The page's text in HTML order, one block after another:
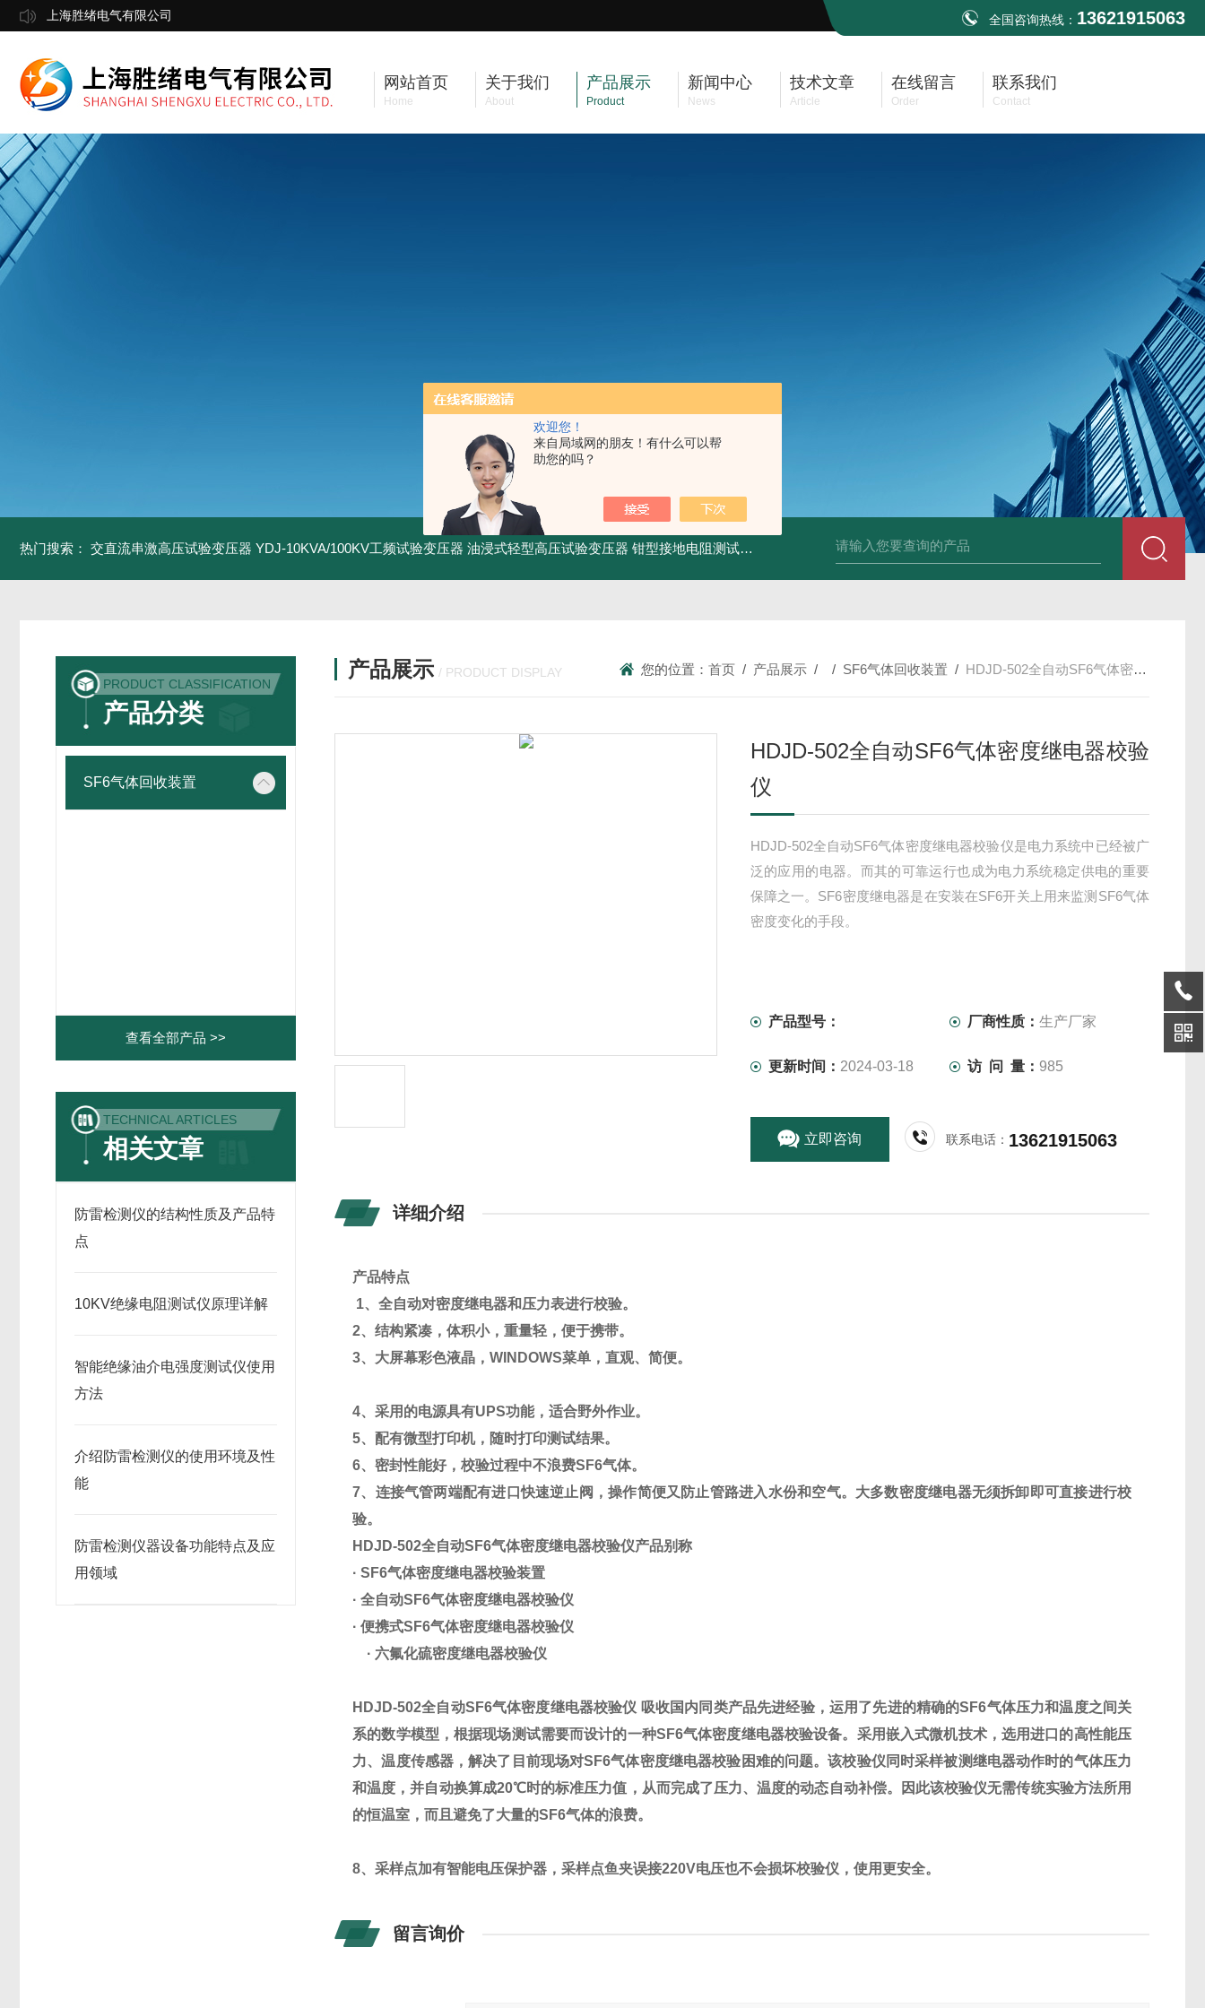
欢迎您！
来自局域网的朋友！有什么可以帮
助您的吗？
上海胜绪电气有限公司 全国咨询热线： 13621915063
网站首页
Home
关于我们
About
产品展示
Product
新闻中心
News
技术文章
Article
在线留言
Order
联系我们
Contact
热门搜索： 交直流串激高压试验变压器 YDJ-10KVA/100KV工频试验变压器 油浸式轻型高压试验变压器 钳型接地电阻测试仪 KDCR4400双钳相位伏安表 ML12A手持式相位伏安表 SMG2000E钳形相位
PRODUCT CLASSIFICATION
产品分类
SF6气体回收装置
查看全部产品 >>
TECHNICAL ARTICLES
相关文章
防雷检测仪的结构性质及产品特
点
10KV绝缘电阻测试仪原理详解
智能绝缘油介电强度测试仪使用
方法
介绍防雷检测仪的使用环境及性
能
防雷检测仪器设备功能特点及应
用领域
产品展示 / PRODUCT DISPLAY 您的位置：首页 / 产品展示 / / SF6气体回收装置 / HDJD-502全自动SF6气体密度继电器校验仪
HDJD-502全自动SF6气体密度继电器校验
仪
HDJD-502全自动SF6气体密度继电器校验仪是电力系统中已经被广
泛的应用的电器。而其的可靠运行也成为电力系统稳定供电的重要
保障之一。SF6密度继电器是在安装在SF6开关上用来监测SF6气体
密度变化的手段。
产品型号： 厂商性质：生产厂家
更新时间： 2024-03-18 访 问 量： 985
立即咨询 联系电话： 13621915063
详细介绍
产品特点
1、全自动对密度继电器和压力表进行校验。
2、结构紧凑，体积小，重量轻，便于携带。
3、大屏幕彩色液晶，WINDOWS菜单，直观、简便。
4、采用的电源具有UPS功能，适合野外作业。
5、配有微型打印机，随时打印测试结果。
6、密封性能好，校验过程中不浪费SF6气体。
7、连接气管两端配有进口快速逆止阀，操作简便又防止管路进入水份和空气。大多数密度继电器无须拆卸即可直接进行校
验。
HDJD-502全自动SF6气体密度继电器校验仪产品别称
· SF6气体密度继电器校验装置
· 全自动SF6气体密度继电器校验仪
· 便携式SF6气体密度继电器校验仪
· 六氟化硫密度继电器校验仪
HDJD-502全自动SF6气体密度继电器校验仪 吸收国内同类产品先进经验，运用了先进的精确的SF6气体压力和温度之间关
系的数学模型，根据现场测试需要而设计的一种SF6气体密度继电器校验设备。采用嵌入式微机技术，选用进口的高性能压
力、温度传感器，解决了目前现场对SF6气体密度继电器校验困难的问题。该校验仪同时采样被测继电器动作时的气体压力
和温度，并自动换算成20℃时的标准压力值，从而完成了压力、温度的动态自动补偿。因此该校验仪无需传统实验方法所用
的恒温室，而且避免了大量的SF6气体的浪费。
8、采样点加有智能电压保护器，采样点鱼夹误接220V电压也不会损坏校验仪，使用更安全。
留言询价